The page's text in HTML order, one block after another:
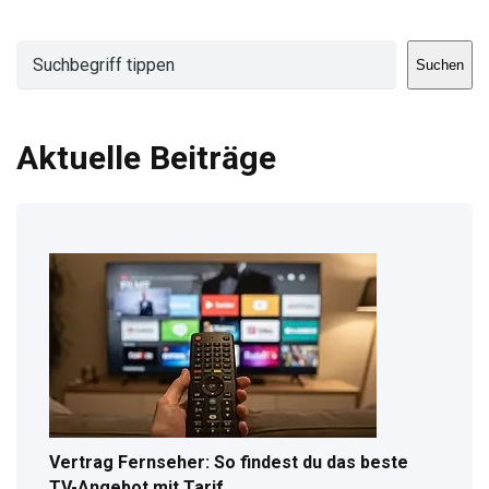
Suchen
Aktuelle Beiträge
Vertrag Fernseher: So findest du das beste